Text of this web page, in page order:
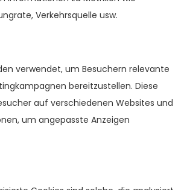
Verkehrsquelle usw.
verwendet, um Besuchern relevante
bereitzustellen. Diese
auf verschiedenen Websites und
um angepasste Anzeigen